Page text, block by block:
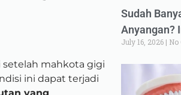
setelah mahkota gigi
ini dapat terjadi
Sudah
Anyangan?
July 16, 2026 No